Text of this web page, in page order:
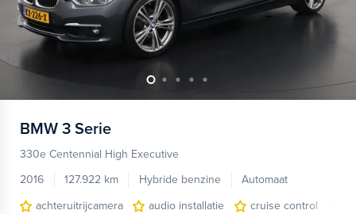
BMW 3 Serie
330e Centennial High Executive
2016
127.922 km Hybride benzine
Automaat
achteruitrijcamera
audio installatie cruise control